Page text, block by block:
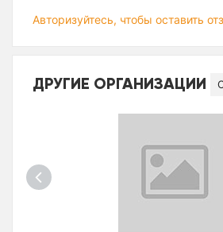
Авторизуйтесь, чтобы оставить
ДРУГИЕ ОРГАНИЗАЦИИ